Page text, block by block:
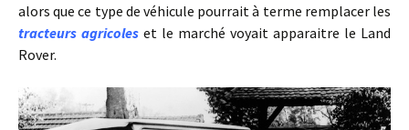
alors que ce type de véhicule pourrait à terme remplacer les
tracteurs agricoles et le marché voyait apparaitre le Land
Rover.